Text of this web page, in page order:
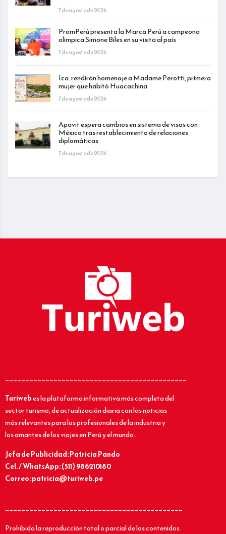
7 de agosto de 2026
PromPerú presenta la Marca Perú a campeona
olímpica Simone Biles en su visita al país
7 de agosto de 2026
Ica: rendirán homenaje a Madame Perotti, primera
mujer que habitó Huacachina
7 de agosto de 2026
Apavit espera cambios en sistema de visas con
México tras restablecimiento de relaciones
diplomáticas
7 de agosto de 2026
_____________________________________________
Turiwebes la plataforma informativa más completa del
sector turismo, de actualización diaria con las noticias
más relevantes para los profesionales de la industria y
los amantes de los viajes en Perú y el mundo.
Jefa de Publicidad: Patricia Pando
Cel. / WhatsApp: (511) 986210180
Correo: patricia@turiweb.pe
____________________________________________
Prohibida la reproducción total o parcial de los contenidos